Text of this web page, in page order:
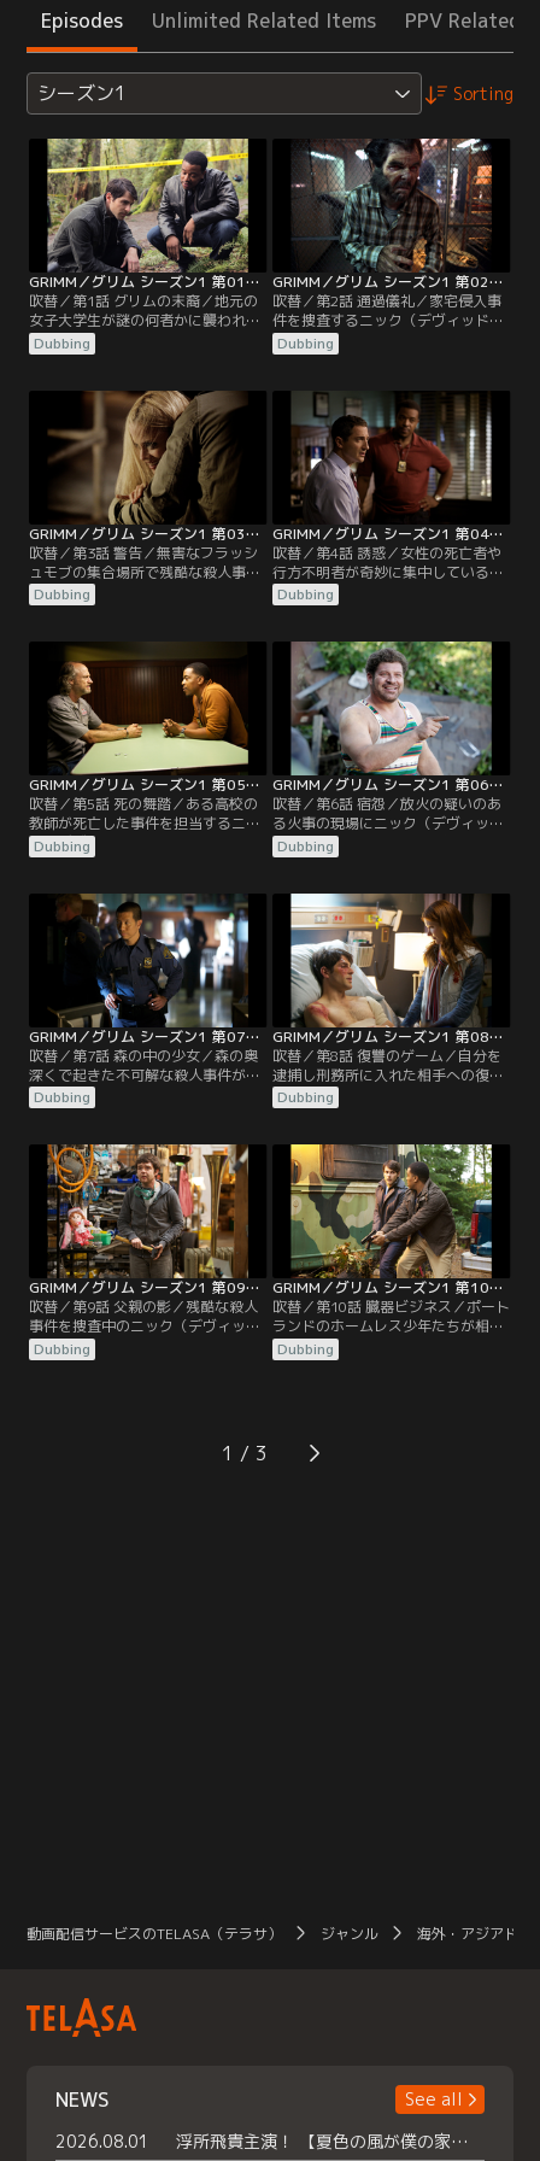
Episodes Unlimited Related Items PPV Related
シーズン1 Sorting
GRIMM／グリム シーズン1 第01話／吹替
吹替／第1話 グリムの末裔／地元の
女子大学生が謎の何者かに襲われる
惨殺事件が起こった後、オレゴン州
ポートランドの殺人課刑事ニック・
トーリ）は、自分が“グリム”と呼ば
れる魔物を狩る一族の末裔であるこ
とを知る。グリム一族のミッション
は、人類と世界に存在する魔物たち
との均衡を守ること。
Dubbing
GRIMM／グリム シーズン1 第02話／吹替
吹替／第2話 通過儀礼／家宅侵入事
件を捜査するニック（デヴィッド・
ジュントーリ）とハンク（ラッセ
ル・ホーンズビー）。被害に遭った
悪の観念を持つ、奇妙な一家だっ
た。一方、ニックはモンロー（サイ
ラス・ウェイア・ミッチェル）にお
ばのマリー（ケイト・バートン）の
警護を頼む。
Dubbing
GRIMM／グリム シーズン1 第03話／吹替
吹替／第3話 警告／無害なフラッシ
ュモブの集合場所で残酷な殺人事件
が起こり、ニック（デヴィッド・ジ
ュントーリ）とハンク（ラッセル・
事件の捜査を進めるうちに、自分の
家族のユニークな歴史をさらに知る
ことになるニック。そして、相棒の
ハンクと共に任された警護の相手
が、ごく最近出会った魔物であるこ
とを発見する。
Dubbing
GRIMM／グリム シーズン1 第04話／吹替
吹替／第4話 誘惑／女性の死亡者や
行方不明者が奇妙に集中しているパ
ターンを発見したニック（デヴィッ
ド・ジュントーリ）は、ある種の催
モンロー（サイラス・ウェイア・ミ
ッチェル）を秘密調査に差し向け
る。一方、グリム一族によって殺さ
れた友の復讐に燃える、よそ者がポ
ートランドに現れるが…。
Dubbing
GRIMM／グリム シーズン1 第05話／吹替
吹替／第5話 死の舞踏／ある高校の
教師が死亡した事件を担当するニッ
ク（デヴィッド・ジュントーリ）と
ハンク（ラッセル・ホーンズビー）
ロディーが容疑者として浮かんでく
る。だが、ロディーが見た目どおり
だけではないことに気づいたニック
は、モンロー（サイラス・ウェイ
ア・ミッチェル）の助けを借り…。
Dubbing
GRIMM／グリム シーズン1 第06話／吹替
吹替／第6話 宿怨／放火の疑いのあ
る火事の現場にニック（デヴィッ
ド・ジュントーリ）が呼ばれたこと
により、長年にわたるグリム一族と
ッチェル）の一族との確執が明らか
に。複雑な関係のあった昔の仲間た
ちと直面することになったモンロー
が、自分の中の凶暴な部分と格闘す
る中、ニックは事態を鎮火するべく
努める。
Dubbing
GRIMM／グリム シーズン1 第07話／吹替
吹替／第7話 森の中の少女／森の奥
深くで起きた不可解な殺人事件がき
っかけとなり、ニック（デヴィッ
ド・ジュントーリ）とハンク（ラッ
査が打ち切られたままになっていた
行方不明事件の再捜査に乗り出す。
誘拐され行方不明になった被害者
が、野生化した魔物かもしれないと
推測するニック。
Dubbing
GRIMM／グリム シーズン1 第08話／吹替
吹替／第8話 復讐のゲーム／自分を
逮捕し刑務所に入れた相手への復讐
に燃え、脱獄囚がポートランドに舞
い戻ってきた。その男が並外れた体
ック（デヴィッド・ジュントーリ）
の注意が引きつけられる。脱獄囚に
よる事件が拡大し、ニックとジュリ
エット（ビッツィー・トゥロック）
までもが危険にさらされる。
Dubbing
GRIMM／グリム シーズン1 第09話／吹替
吹替／第9話 父親の影／残酷な殺人
事件を捜査中のニック（デヴィッ
ド・ジュントーリ）は、あるアパー
トの見た目は穏やかそうな住人の中
るのか、不信感を抱き始めた仲間か
ら、モンロー（サイラス・ウェイ
Dubbing
GRIMM／グリム シーズン1 第10話／吹替
吹替／第10話 臓器ビジネス／ポート
ランドのホームレス少年たちが相次
いで姿を消していく事件の背後に
は、さまざまな霊薬を作るために人
リ）。捜査が進む中、ニックとジュ
リエット（ビッツィー・トゥロッ
Dubbing
1
動画配信サービスのTELASA（テラサ） ジャンル 海外・アジアドラ
NEWS
See all
2026.08.01
浮所飛貴主演！ 【夏色の風が僕の家にやってきた】 本日よりテラサで独占配信スタート！